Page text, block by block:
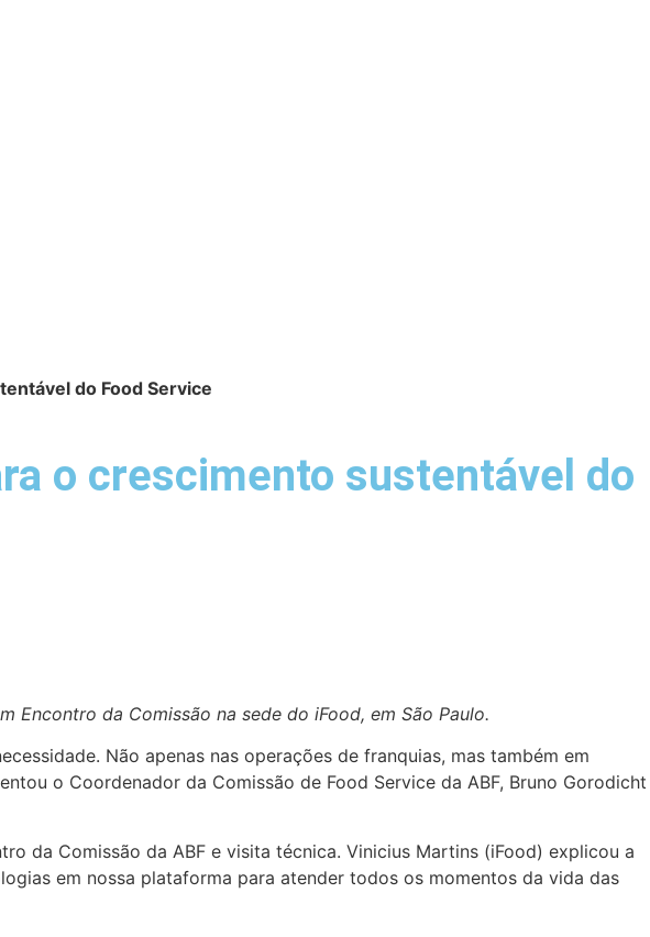
do Food Service
o crescimento sustentável do
da Comissão na sede do iFood, em São Paulo.
Não apenas nas operações de franquias, mas também em
o Coordenador da Comissão de Food Service da ABF, Bruno Gorodicht
da Comissão da ABF e visita técnica. Vinicius Martins (iFood) explicou a
em nossa plataforma para atender todos os momentos da vida das